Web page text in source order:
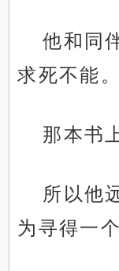
他和同
求死不能。
那本书
所以他
为寻得一